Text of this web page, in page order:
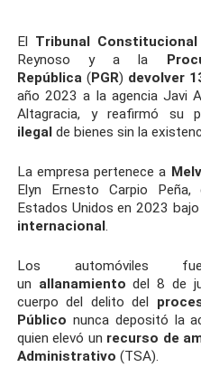
El Tribunal Constitucional
Reynoso y a la
República (PGR) devolver
año 2023 a la agencia Javi
Altagracia, y reafirmó su
ilegalde bienes sin la
La empresa pertenece a
Elyn Ernesto Carpio
Estados Unidos en 2023
internacional.
Los automóviles
un allanamiento del 8 de
cuerpo del delito del
Público nunca depositó la
quien elevó un recurso de
Administrativo (TSA).